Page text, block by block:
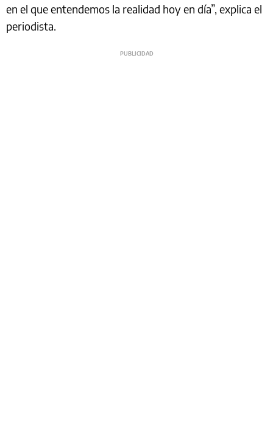
en el que entendemos la realidad hoy en día”, explica el
periodista.